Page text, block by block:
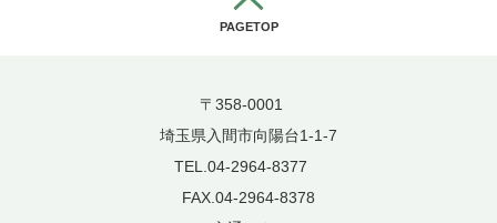
PAGETOP
〒358-0001
埼玉県入間市向陽台1-1-7
TEL.04-2964-8377
FAX.04-2964-8378